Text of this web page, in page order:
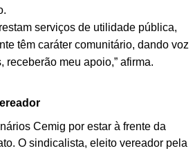
serviços de utilidade pública,
têm caráter comunitário, dando voz
meu apoio,” afirma.
Cemig por estar à frente da
O sindicalista, eleito vereador pela